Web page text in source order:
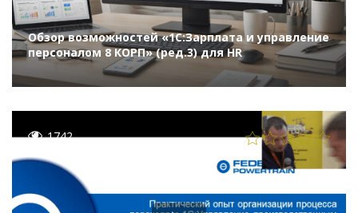
Обзор возможностей «1С:Зарплата и управление
персоналом 8 КОРП» (ред.3) для HR
1742